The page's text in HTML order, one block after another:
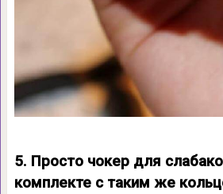
5. Просто чокер для
комплекте с таким же